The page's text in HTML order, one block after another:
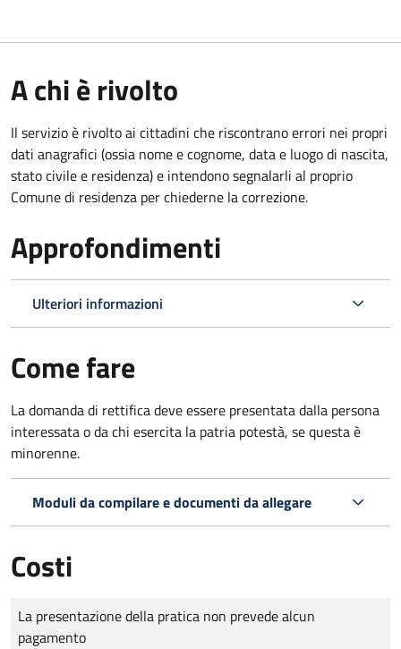
A chi è rivolto
Il servizio è rivolto ai cittadini che riscontrano errori nei propri
dati anagrafici (ossia nome e cognome, data e luogo di nascita,
stato civile e residenza) e intendono segnalarli al proprio
Comune di residenza per chiederne la correzione.
Approfondimenti
Ulteriori informazioni
Come fare
La domanda di rettifica deve essere presentata dalla persona
interessata oda chi esercita la patria potestà, se questa è
minorenne.
Moduli da compilare e documenti da allegare
Costi
Tipo di pagamento
Importo
La presentazione della pratica non prevede alcun
pagamento